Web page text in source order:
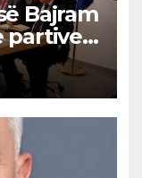
Bajram
partive